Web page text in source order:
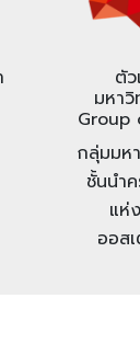
ตั
มหา
Group
กลุ่มมห
ชั้นนำ
แห่
ออส